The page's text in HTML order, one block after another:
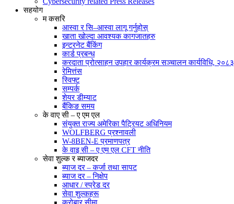
सहयोग
म कसरि
आस्वा र सि–आस्वा लागू गर्नुहोस्
खाता खोल्दा आवश्यक कागजातहरु
इन्टरनेट बैंकिंग
कार्ड प्रबन्ध
करदाता प्रोत्साहन उपहार कार्यक्रम सञ्चालन कार्यविधि, २०८३
रेमित्तंस
स्विफ्ट
सम्पर्क
शेयर डीम्याट
बैंकिङ समय
के वाए सी – ए एम एल
संयुक्त राज्य अमेरिका पैट्रियट अधिनियम
WOLFBERG प्रश्नावली
W-8BEN-E प्रमाणपत्र
के वाइ सी – ए एम एल CFT नीति
सेवा शुल्क र ब्याजदर
ब्याज दर – कर्जा तथा सापट
ब्याज दर – निक्षेप
आधार / स्प्रेड दर
सेवा शुल्कहरू
करोबार सीमा